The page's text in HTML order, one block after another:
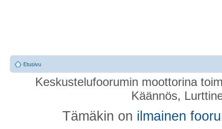
Etusivu
Keskustelufoorumin moottorina
Käännös,
Tämäkin on ilmainen